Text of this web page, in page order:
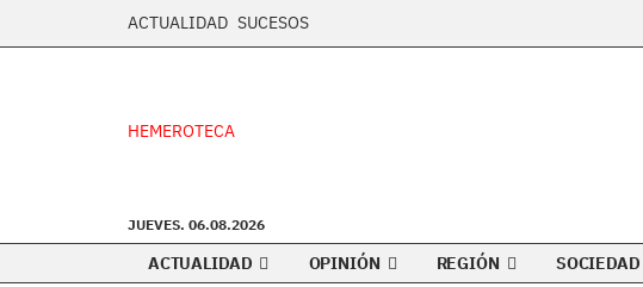
ACTUALIDAD SUCESOS
HEMEROTECA
JUEVES. 06.08.2026
ACTUALIDAD OPINIÓN REGIÓN